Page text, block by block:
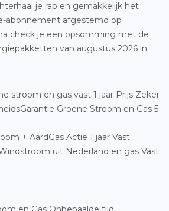
je rap en gemakkelijk het
abonnement afgestemd op
check je een opsomming met de
van augustus 2026 in
stroom en gas vast 1 jaar Prijs Zeker
Groene Stroom en Gas 5
+ AardGas Actie 1 jaar Vast
uit Nederland en gas Vast